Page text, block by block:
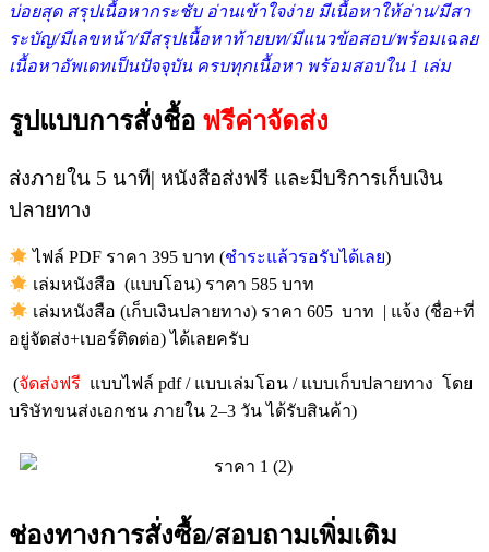
บ่อยสุด สรุปเนื้อหากระชับ อ่านเข้าใจง่าย มีเนื้อหาให้อ่าน/มีสา
ระบัญ/มีเลขหน้า/มีสรุปเนื้อหาท้ายบท/มีแนวข้อสอบ/พร้อมเฉลย
เนื้อหาอัพเดทเป็นปัจจุบัน ครบทุกเนื้อหา พร้อมสอบใน 1 เล่ม
รูปแบบการสั่งชื้อ ฟรีค่าจัดส่ง
ส่งภายใน 5 นาที| หนังสือส่งฟรี และมีบริการเก็บเงิน
ปลายทาง
ไฟล์ PDF ราคา 395 บาท (ชำระแล้วรอรับได้เลย)
เล่มหนังสือ (แบบโอน) ราคา 585 บาท
เล่มหนังสือ (เก็บเงินปลายทาง) ราคา 605 บาท | แจ้ง (ชื่อ+ที่
อยู่จัดส่ง+เบอร์ติดต่อ) ได้เลยครับ
(จัดส่งฟรี แบบไฟล์ pdf / แบบเล่มโอน / แบบเก็บปลายทาง โดย
บริษัทขนส่งเอกชน ภายใน 2–3 วัน ได้รับสินค้า)
ช่องทางการสั่งซื้อ/สอบถามเพิ่มเติม